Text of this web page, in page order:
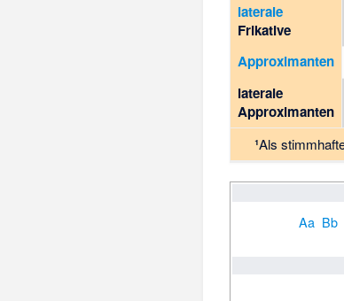
laterale
Frikative
Approximanten
laterale
Approximanten
¹Als
Aa Bb